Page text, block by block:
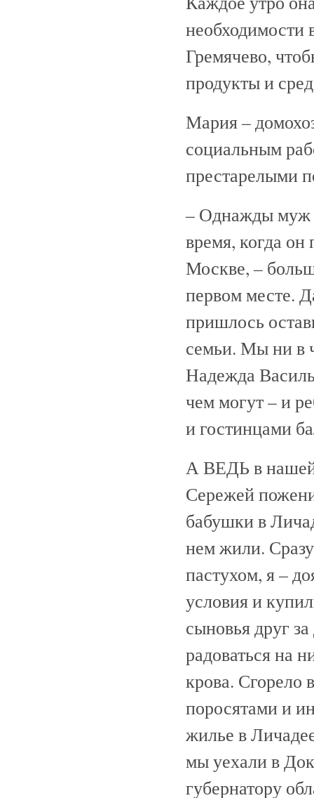
необходимости
Гремячево,
продукты и
Мария –
социальным
престарелыми
– Однажды муж
время, когда он
Москве, –
первом месте.
пришлось
семьи. Мы ни в
Надежда
чем могут – и
и гостинцами
А ВЕДЬ в нашей
Сережей
бабушки в
нем жили.
пастухом, я –
условия и
сыновья друг
радоваться на
крова. Сгорело
поросятами и
жилье в
мы уехали в
губернатору